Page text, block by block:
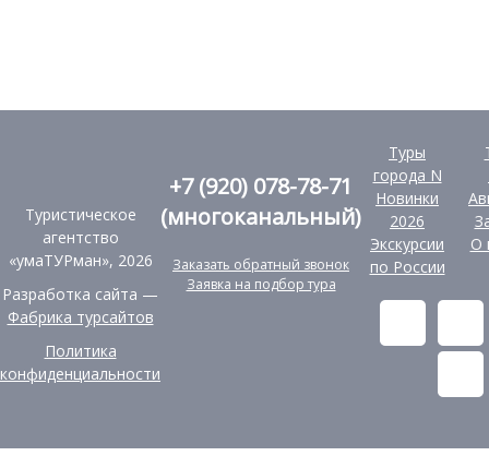
Туристическое
агентство
«умаТУРман», 2026
Разработка сайта —
Фабрика турсайтов
Политика
конфиденциальности
Туры
города N
Новинки
2026
Экскурсии
по России
О
+7 (920) 078-78-71
(многоканальный)
Заказать обратный звонок
Заявка на подбор тура